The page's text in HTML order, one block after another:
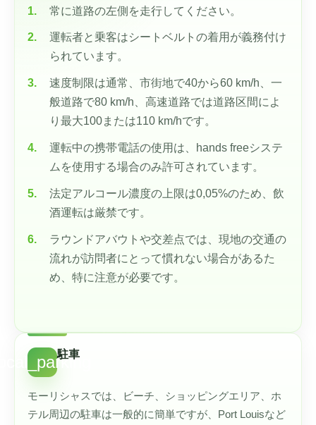
常に道路の左側を走行してください。
運転者と乗客はシートベルトの着用が義務付け
られています。
速度制限は通常、市街地で40から60 km/h、一
般道路で80 km/h、高速道路では道路区間によ
り最大100または110 km/hです。
運転中の携帯電話の使用は、hands freeシステ
ムを使用する場合のみ許可されています。
法定アルコール濃度の上限は0,05%のため、飲
酒運転は厳禁です。
ラウンドアバウトや交差点では、現地の交通の
流れが訪問者にとって慣れない場合があるた
め、特に注意が必要です。
駐車
モーリシャスでは、ビーチ、ショッピングエリア、ホ
テル周辺の駐車は一般的に簡単ですが、Port Louisなど